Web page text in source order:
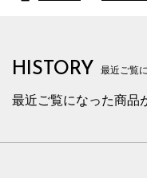
HISTORY 最近ご覧
最近ご覧になった商品